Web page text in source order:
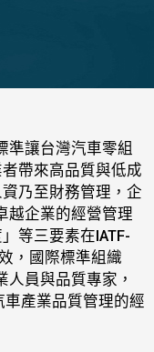
準讓台灣汽車零組
帶來高品質與低成
乃至財務管理，企
越企業的經營管理
等三要素在lATF-
，國際標準組織
人員與品質專家，
車產業品質管理的經